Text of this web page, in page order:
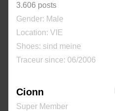
3.606 posts
Gender: Male
Location: VIE
Shoes: sind meine
Traceur since: 06/2006
Cionn
Super Member